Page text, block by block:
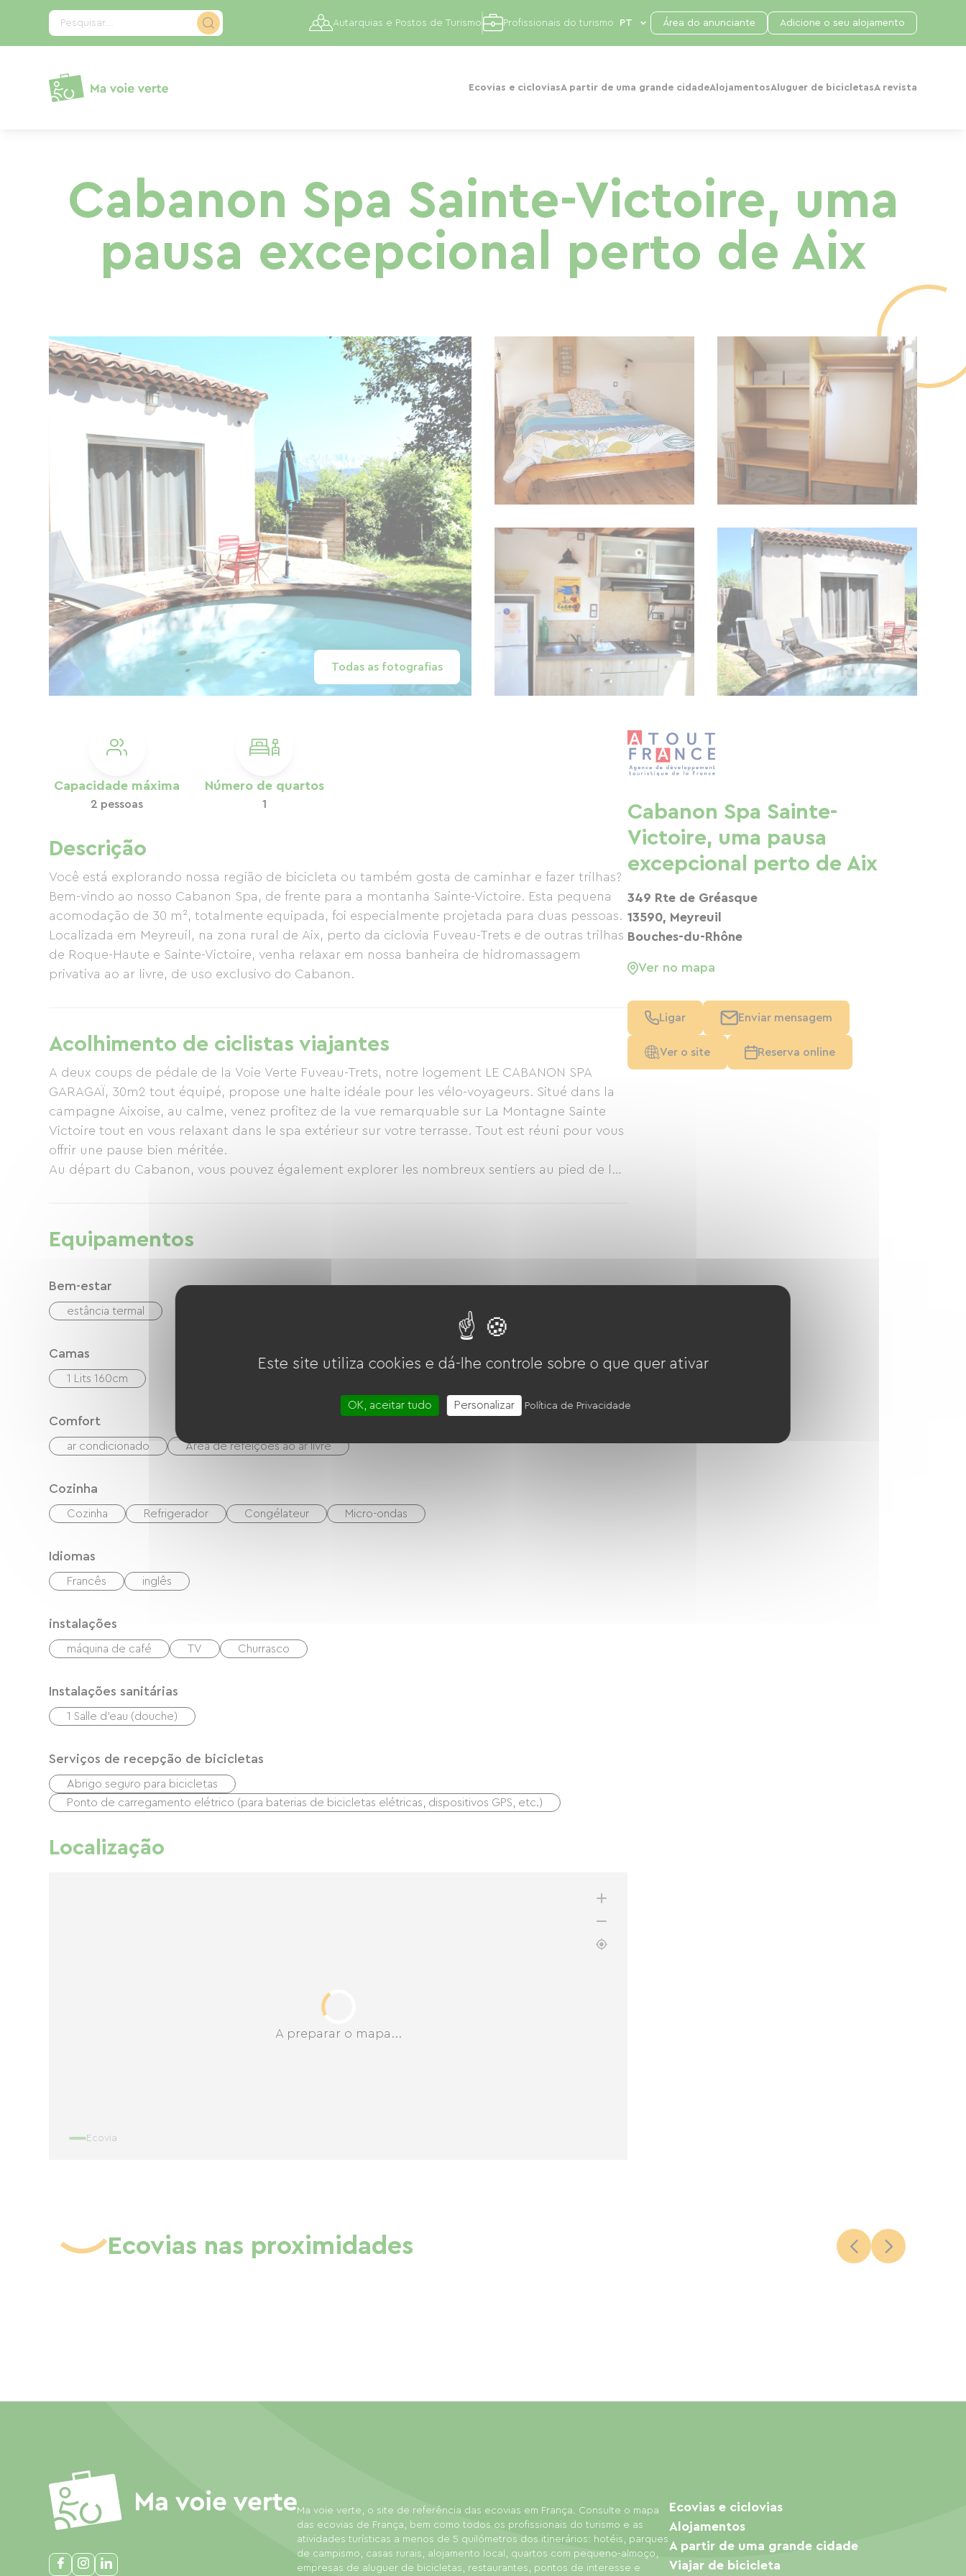
Pesquisar...
Ecovias e cicloviasA partir de uma grande cidadeAlojamentosAluguer de bicicletasA revista
Autarquias e Postos de Turismo Profissionais do turismo Área do anunciante Adicione o seu alojamento
Cabanon Spa Sainte-Victoire, uma
pausa excepcional perto de Aix
Todas as fotografias
Capacidade máxima
2 pessoas
Número de quartos
1
Descrição
Você está explorando nossa região de bicicleta ou também gosta de caminhar e fazer trilhas?
Bem-vindo ao nosso Cabanon Spa, de frente para a montanha Sainte-Victoire. Esta pequena
acomodação de 30 m², totalmente equipada, foi especialmente projetada para duas pessoas.
Localizada em Meyreuil, na zona rural de Aix, perto da ciclovia Fuveau-Trets e de outras trilhas
de Roque-Haute e Sainte-Victoire, venha relaxar em nossa banheira de hidromassagem
privativa ao ar livre, de uso exclusivo do Cabanon.
Acolhimento de ciclistas viajantes
A deux coups de pédale de la Voie Verte Fuveau-Trets, notre logement LE CABANON SPA
GARAGAÏ, 30m2 tout équipé, propose une halte idéale pour les vélo-voyageurs. Situé dans la
campagne Aixoise, au calme, venez profitez de la vue remarquable sur La Montagne Sainte
Victoire tout en vous relaxant dans le spa extérieur sur votre terrasse. Tout est réuni pour vous
offrir une pause bien méritée.
Au départ du Cabanon, vous pouvez également explorer les nombreux sentiers au pied de la
Equipamentos
Bem-estar
estância termal
Camas
1 Lits 160cm
Comfort
ar condicionado Área de refeições ao ar livre
Cozinha
Cozinha Refrigerador Congélateur Micro-ondas
Idiomas
Francês inglês
instalações
máquina de café TV Churrasco
Instalações sanitárias
1 Salle d'eau (douche)
Serviços de recepção de bicicletas
Abrigo seguro para bicicletas
Ponto de carregamento elétrico (para baterias de bicicletas elétricas, dispositivos GPS, etc.)
Localização
A preparar o mapa...
Ecovia
Cabanon Spa Sainte-
Victoire, uma pausa
excepcional perto de Aix
349 Rte de Gréasque
13590, Meyreuil
Bouches-du-Rhône
Ver no mapa
Ligar Enviar mensagem
Ver o site Reserva online
Ecovias nas proximidades
Ma voie verte, o site de referência das ecovias em França. Consulte o mapa
das ecovias de França, bem como todos os profissionais do turismo e as
atividades turísticas a menos de 5 quilómetros dos itinerários: hotéis, parques
de campismo, casas rurais, alojamento local, quartos com pequeno-almoço,
empresas de aluguer de bicicletas, restaurantes, pontos de interesse e
Ecovias e ciclovias
Alojamentos
A partir de uma grande cidade
Viajar de bicicleta
Painel de Gerenciamento de Cookies
Este site utiliza cookies e dá-lhe controle sobre o que quer ativar
OK, aceitar tudo Personalizar Política de Privacidade